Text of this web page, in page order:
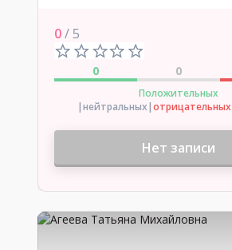
0/ 5
0 0
Положительных
|нейтральных|отрицательных
Нет записи